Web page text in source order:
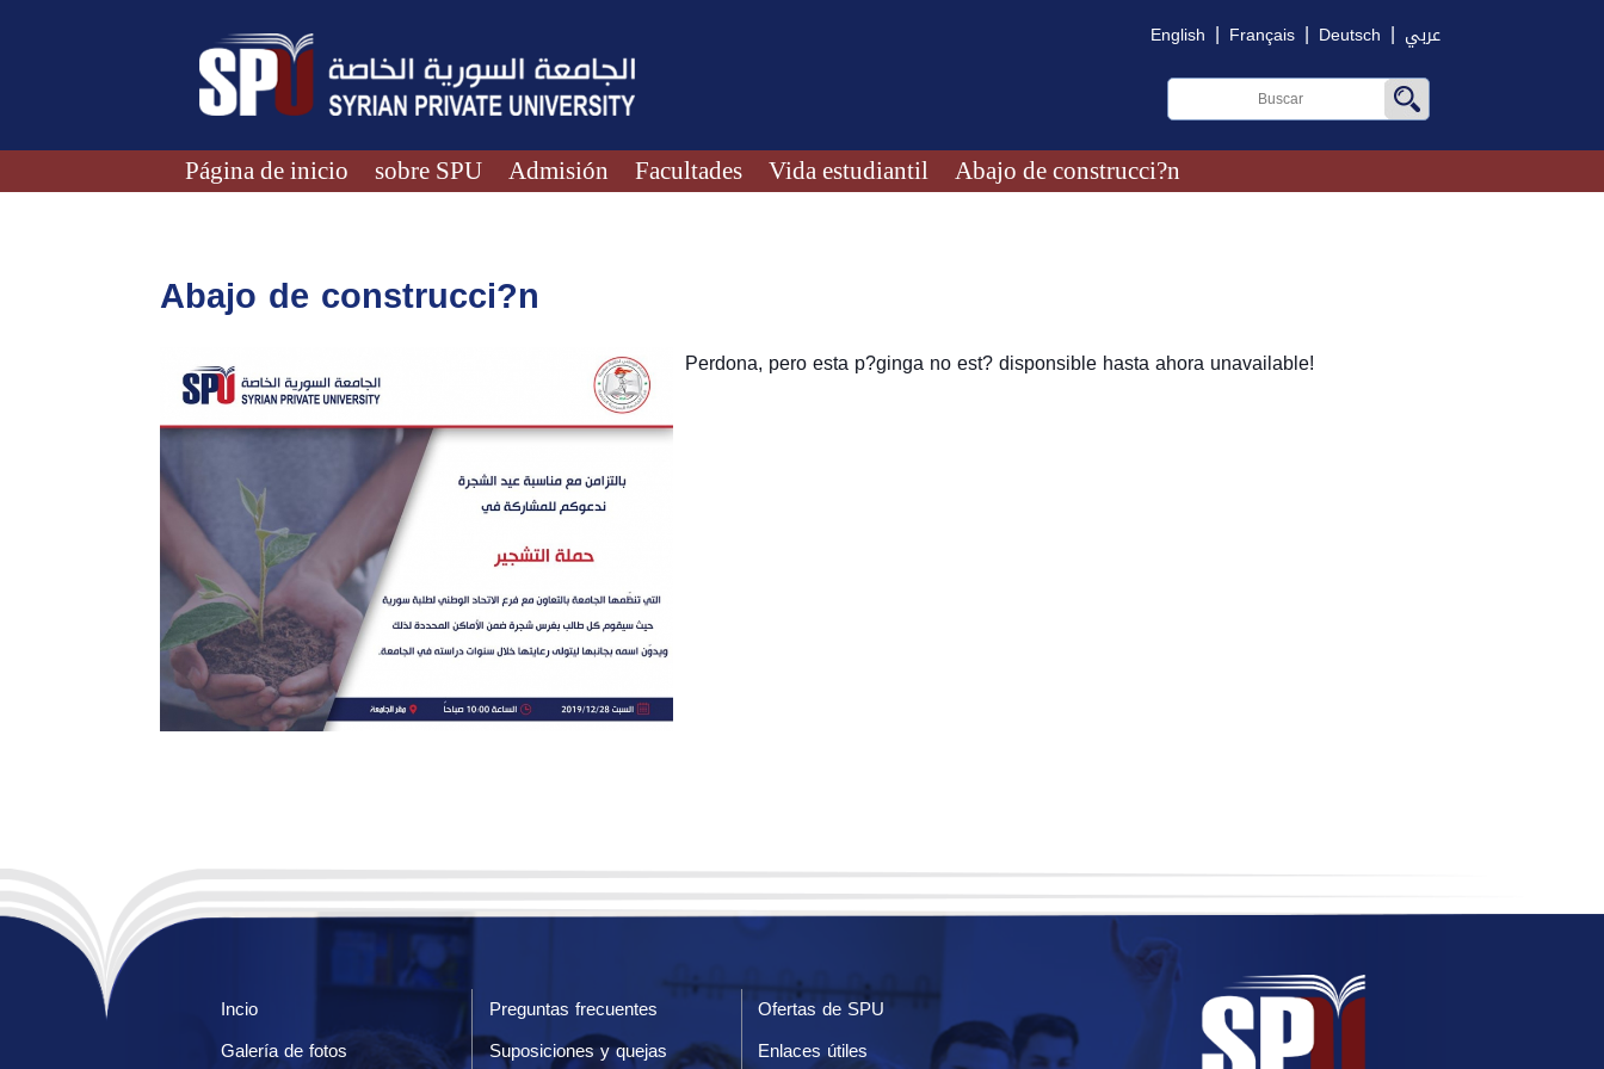
English | Français | Deutsch | عربي
Página de inicio sobre SPU Admisión Facultades Vida estudiantil Abajo de construcci?n
Abajo de construcci?n
Perdona, pero esta p?ginga no est? disponsible hasta ahora unavailable!
Incio Preguntas frecuentes
Ofertas de SPU
Galería de fotos
Suposiciones y quejas Enlaces útiles